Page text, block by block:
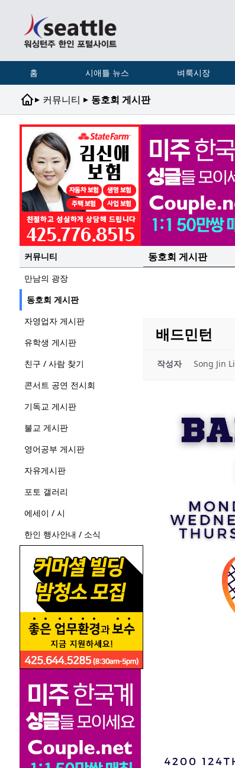
홈 시애틀 뉴스 벼룩시장
▸ 커뮤니티 ▸ 동호회 게시판
커뮤니티
만남의 광장
동호회 게시판
자영업자 게시판
유학생 게시판
친구 / 사람 찾기
콘서트 공연 전시회
기독교 게시판
불교 게시판
영어공부 게시판
자유게시판
포토 갤러리
에세이 / 시
한인 행사안내 / 소식
동호회 게시판
배드민턴
작성자 Song Jin Li